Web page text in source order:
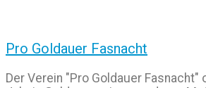
Pro Goldauer Fasnacht
Der Verein "Pro Goldauer